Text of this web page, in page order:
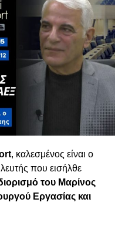
Παράλληλα,
σκηνικό λίγο
είσοδο νέων κομμάτων
— θα διαμορφώσουν
χάρτη.
6μμ
, καλεσμένος είναι ο
που εισήλθε
του Μαρίνος
Εργασίας και